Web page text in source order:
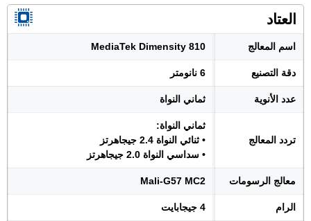
العتاد
اسم المعالج MediaTek Dimensity 810
دقة التصنيع 6 نانومتر
عدد الأنوية ثماني النواة
تردد المعالج
ثماني النواة:
• ثنائي النواة 2.4 جيجاهرتز
• سداسي النواة 2.0 جيجاهرتز
معالج الرسومات Mali-G57 MC2
الرام 4 جيجابايت